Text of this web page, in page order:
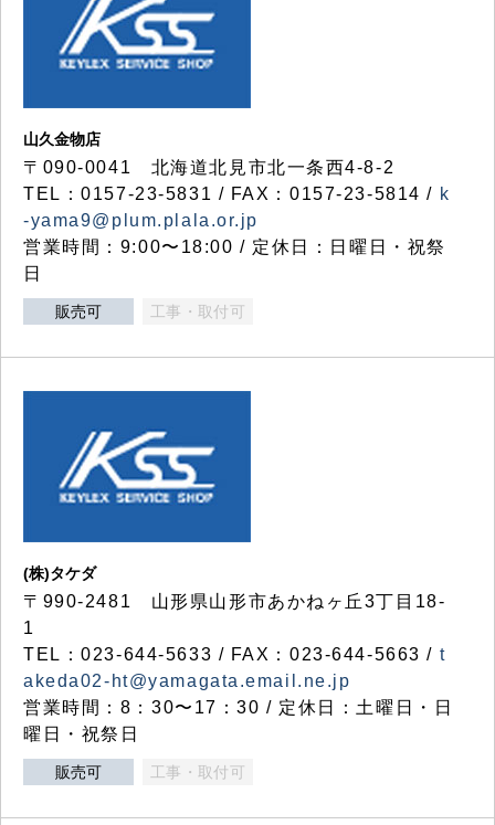
山久金物店
〒090-0041 北海道北見市北一条西4-8-2
TEL：0157-23-5831 / FAX：0157-23-5814 / k
-yama9@plum.plala.or.jp
営業時間：9:00〜18:00 / 定休日：日曜日・祝祭
日
販売可 工事・取付可
(株)タケダ
〒990-2481 山形県山形市あかねヶ丘3丁目18-
1
TEL：023-644-5633 / FAX：023-644-5663 / t
akeda02-ht@yamagata.email.ne.jp
営業時間：8：30〜17：30 / 定休日：土曜日・日
曜日・祝祭日
販売可 工事・取付可